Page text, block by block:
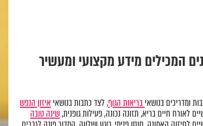
המכילים מידע מקצועי ומעשיר
ומדריכים בנושאיבריאות הגוף, לצד כתבות בנושאי איזון הנפש
לאורח חיים בריא, תזונה נכונה, פעילות גופנית,שינה טובה